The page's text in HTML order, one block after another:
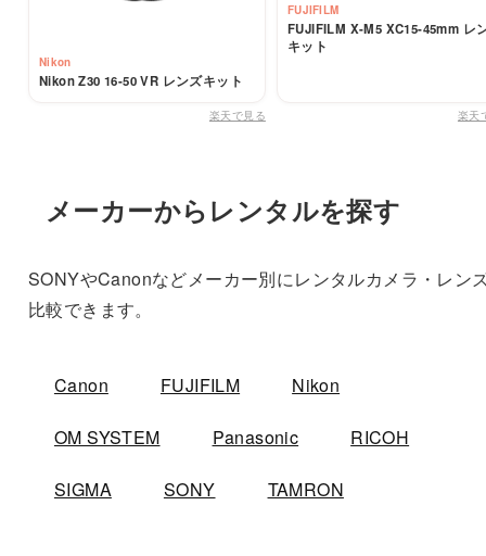
Nikon
Nikon Z30 16-50 VR レンズキット
楽天で見る
FUJIFILM
FUJIFILM X-M5 XC15-45mm レ
キット
楽天
メーカーからレンタルを探す
SONYやCanonなどメーカー別にレンタルカメラ・レン
比較できます。
Canon FUJIFILM Nikon
OM SYSTEM Panasonic RICOH
SIGMA SONY TAMRON